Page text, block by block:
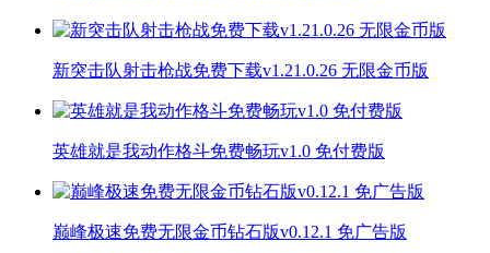
新突击队射击枪战免费下载v1.21.0.26 无限金币版
英雄就是我动作格斗免费畅玩v1.0 免付费版
巅峰极速免费无限金币钻石版v0.12.1 免广告版